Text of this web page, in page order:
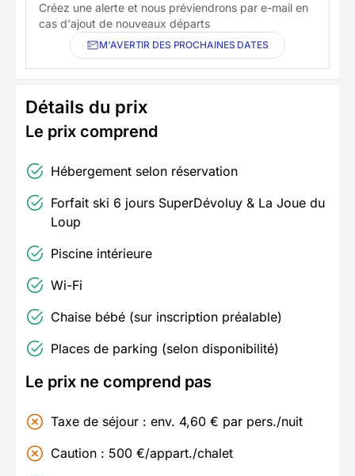
Créez une alerte et nous préviendrons par e-mail en
cas d'ajout de nouveaux départs
M'AVERTIR DES PROCHAINES DATES
Détails du prix
Le prix comprend
Hébergement selon réservation
Forfait ski 6 jours SuperDévoluy & La Joue du
Loup
Piscine intérieure
Wi-Fi
Chaise bébé (sur inscription préalable)
Places de parking (selon disponibilité)
Le prix ne comprend pas
Taxe de séjour : env. 4,60 € par pers./nuit
Caution : 500 €/appart./chalet